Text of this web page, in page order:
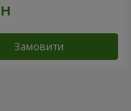
Замовити